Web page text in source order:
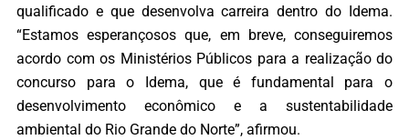
qualificado e que desenvolva carreira dentro do Idema.
“Estamos esperançosos que, em breve, conseguiremos
acordo com os Ministérios Públicos para a realização do
concurso para o Idema, que é fundamental para o
desenvolvimento econômico e a sustentabilidade
ambiental do Rio Grande do Norte”, afirmou.